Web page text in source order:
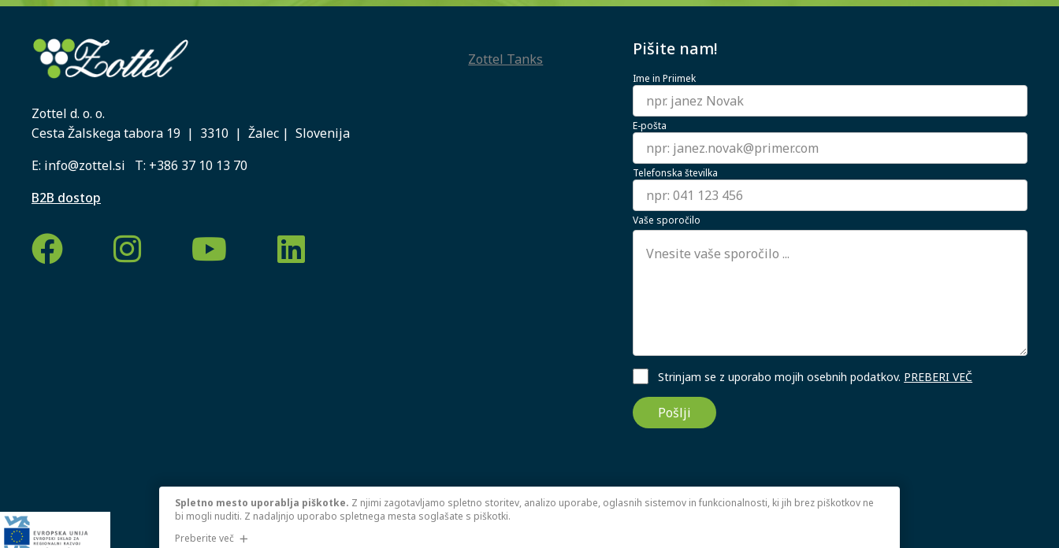
Zottel d. o. o.
Cesta Žalskega tabora 19 | 3310 | Žalec | Slovenija
E: info@zottel.si T: +386 37 10 13 70
B2B dostop
Zottel Tanks Pišite nam!
Ime in Priimek
E-pošta
Telefonska številka
Vaše sporočilo
Strinjam se z uporabo mojih osebnih podatkov. PREBERI VEČ
Pošlji
Spletno mesto uporablja piškotke. Z njimi zagotavljamo spletno storitev, analizo uporabe, oglasnih sistemov in funkcionalnosti, ki jih brez piškotkov ne
bi mogli nuditi. Z nadaljnjo uporabo spletnega mesta soglašate s piškotki.
Preberite več